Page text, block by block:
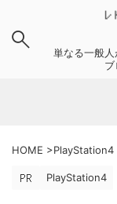
単なる一般
ブ
HOME >PlayStation4
PlayStation4